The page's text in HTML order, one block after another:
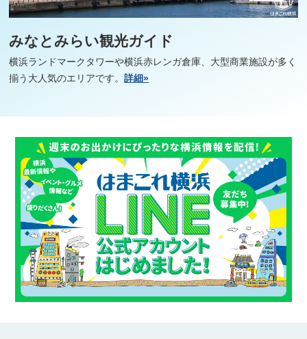
みなとみらい観光ガイド
横浜ランドマークタワーや横浜赤レンガ倉庫、大型商業施設が多く
揃う大人気のエリアです。詳細»